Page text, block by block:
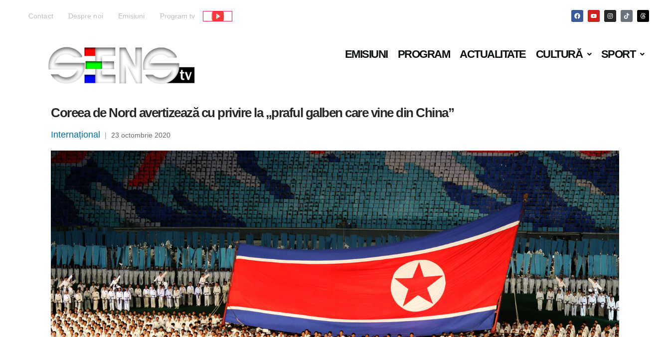
Contact Despre noi Emisiuni Program tv Live
EMISIUNI PROGRAM ACTUALITATE CULTURĂ SPORT
Coreea de Nord avertizează cu privire la „praful galben care vine din China”
Internațional | 23 octombrie 2020